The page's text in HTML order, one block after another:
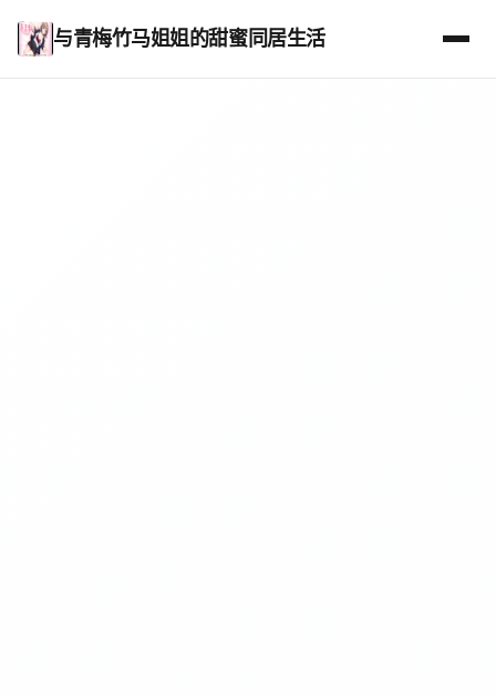
与青梅竹马姐姐的甜蜜同居生活